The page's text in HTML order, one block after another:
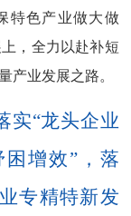
特色产业做大做
，全力以赴补短
产业发展之路。
实“龙头企业
困增效”，落
专精特新发